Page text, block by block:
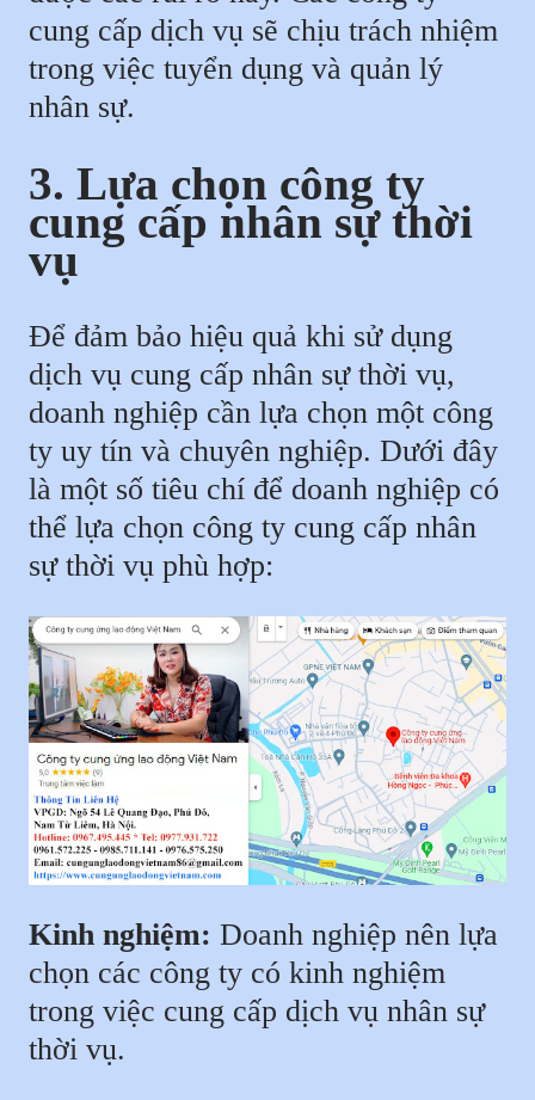
cung cấp dịch vụ sẽ chịu trách nhiệm
trong việc tuyển dụng và quản lý
nhân sự.
3. Lựa chọn công ty
cung cấp nhân sự thời
vụ
Để đảm bảo hiệu quả khi sử dụng
dịch vụ cung cấp nhân sự thời vụ,
doanh nghiệp cần lựa chọn một công
ty uy tín và chuyên nghiệp. Dưới đây
là một số tiêu chí để doanh nghiệp có
thể lựa chọn công ty cung cấp nhân
sự thời vụ phù hợp:
Kinh nghiệm: Doanh nghiệp nên lựa
chọn các công ty có kinh nghiệm
trong việc cung cấp dịch vụ nhân sự
thời vụ.